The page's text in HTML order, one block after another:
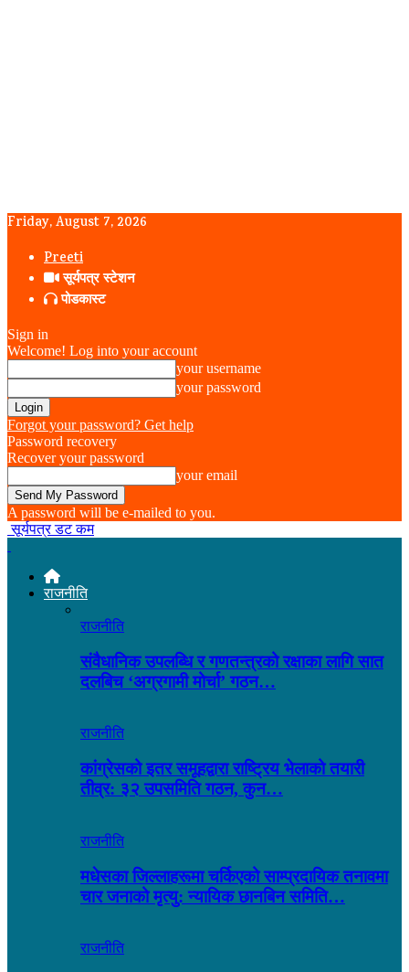
Friday, August 7, 2026
Preeti
सूर्यपत्र स्टेशन
पोडकास्ट
Sign in
Welcome! Log into your account
your username
your password
Forgot your password? Get help
Password recovery
Recover your password
your email
A password will be e-mailed to you.
सूर्यपत्र डट कम
राजनीति
राजनीति
संवैधानिक उपलब्धि र गणतन्त्रको रक्षाका लागि सात
दलबिच ‘अग्रगामी मोर्चा’ गठन…
राजनीति
कांग्रेसको इतर समूहद्वारा राष्ट्रिय भेलाको तयारी
तीव्र: ३२ उपसमिति गठन, कुन…
राजनीति
मधेसका जिल्लाहरूमा चर्किएको साम्प्रदायिक तनावमा
चार जनाको मृत्यु: न्यायिक छानबिन समिति…
राजनीति